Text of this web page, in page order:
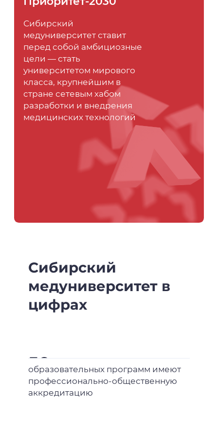
Сибирский
медуниверситет ставит
перед собой амбициозные
цели — стать
университетом мирового
класса, крупнейшим в
стране сетевым хабом
разработки и внедрения
медицинских технологий
Сибирский
медуниверситет в
цифрах
50
образовательных программ имеют
профессионально-общественную
аккредитацию